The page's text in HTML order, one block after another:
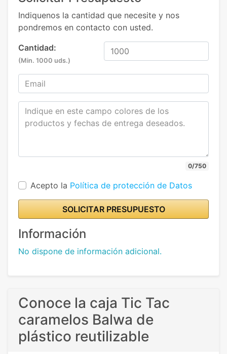
Indiquenos la cantidad que necesite y nos
pondremos en contacto con usted.
Cantidad:
(Min. 1000 uds.)
0/750
Acepto la Política de protección de Datos
SOLICITAR PRESUPUESTO
Información
No dispone de información adicional.
Conoce la caja Tic Tac
caramelos Balwa de
plástico reutilizable